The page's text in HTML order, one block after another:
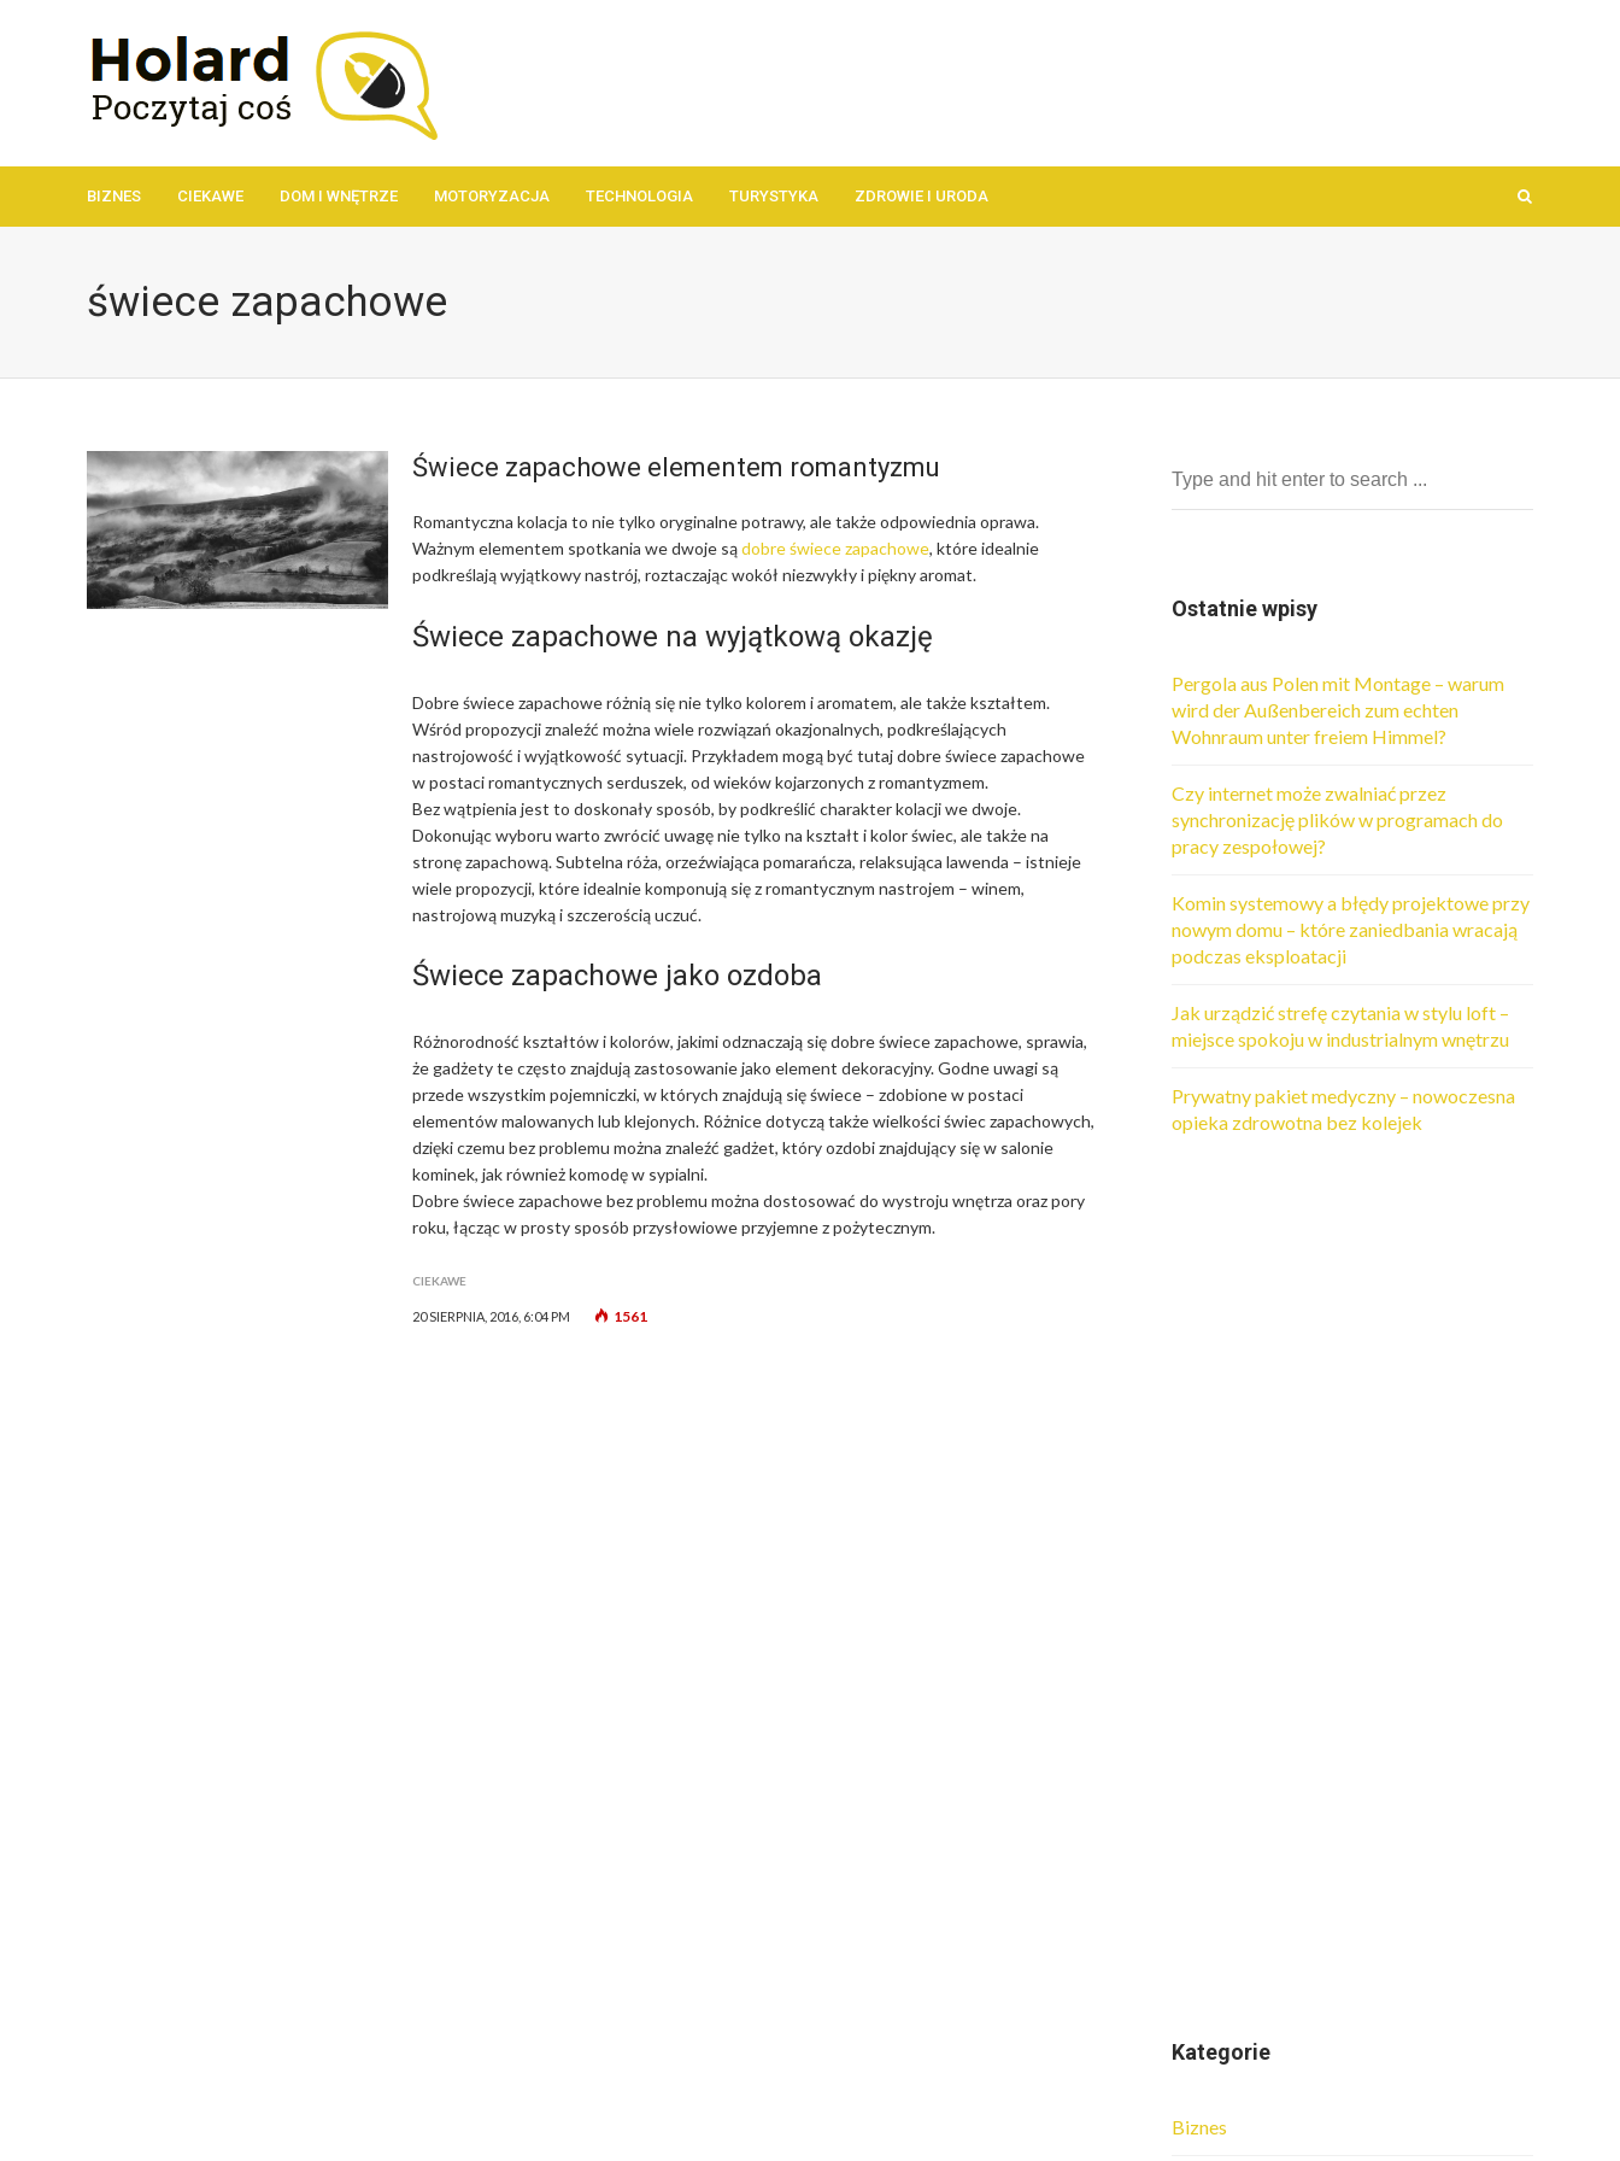
BIZNES CIEKAWE DOM I WNĘTRZE MOTORYZACJA TECHNOLOGIA TURYSTYKA ZDROWIE I URODA
świece zapachowe
Świece zapachowe elementem romantyzmu
Romantyczna kolacja to nie tylko oryginalne potrawy, ale także odpowiednia oprawa.
Ważnym elementem spotkania we dwoje sądobre świece zapachowe, które idealnie
podkreślają wyjątkowy nastrój, roztaczając wokół niezwykły i piękny aromat.
Świece zapachowe na wyjątkową okazję
Dobre świece zapachowe różnią się nie tylko kolorem i aromatem, ale także kształtem.
Wśród propozycji znaleźć można wiele rozwiązań okazjonalnych, podkreślających
nastrojowość i wyjątkowość sytuacji. Przykładem mogą być tutaj dobre świece zapachowe
w postaci romantycznych serduszek, od wieków kojarzonych z romantyzmem.
Bez wątpienia jest to doskonały sposób, by podkreślić charakter kolacji we dwoje.
Dokonując wyboru warto zwrócić uwagę nie tylko na kształt i kolor świec, ale także na
stronę zapachową. Subtelna róża, orzeźwiająca pomarańcza, relaksująca lawenda – istnieje
wiele propozycji, które idealnie komponują się z romantycznym nastrojem – winem,
nastrojową muzyką i szczerością uczuć.
Świece zapachowe jako ozdoba
Różnorodność kształtów i kolorów, jakimi odznaczają się dobre świece zapachowe, sprawia,
że gadżety te często znajdują zastosowanie jako element dekoracyjny. Godne uwagi są
przede wszystkim pojemniczki, w których znajdują się świece – zdobione w postaci
elementów malowanych lub klejonych. Różnice dotyczą także wielkości świec zapachowych,
dzięki czemu bez problemu można znaleźć gadżet, który ozdobi znajdujący się w salonie
kominek, jak również komodę w sypialni.
Dobre świece zapachowe bez problemu można dostosować do wystroju wnętrza oraz pory
roku, łącząc w prosty sposób przysłowiowe przyjemne z pożytecznym.
CIEKAWE
20 SIERPNIA, 2016, 6:04 PM 1561
Ostatnie wpisy
Pergola aus Polen mit Montage – warum
wird der Außenbereich zum echten
Wohnraum unter freiem Himmel?
Czy internet może zwalniać przez
synchronizację plików w programach do
pracy zespołowej?
Komin systemowy a błędy projektowe przy
nowym domu – które zaniedbania wracają
podczas eksploatacji
Jak urządzić strefę czytania w stylu loft –
miejsce spokoju w industrialnym wnętrzu
Prywatny pakiet medyczny – nowoczesna
opieka zdrowotna bez kolejek
Kategorie
Biznes